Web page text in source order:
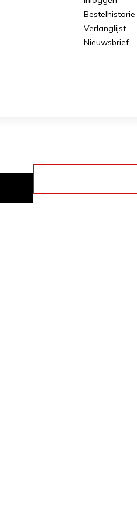
Bestelhistorie
Verlanglijst
Nieuwsbrief